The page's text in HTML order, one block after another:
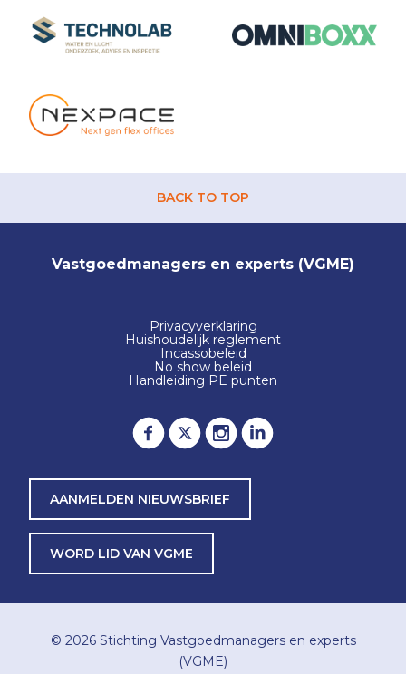
BACK TO TOP
Vastgoedmanagers en experts (VGME)
Privacyverklaring
Huishoudelijk reglement
Incassobeleid
No show beleid
Handleiding PE punten
AANMELDEN NIEUWSBRIEF
WORD LID VAN VGME
© 2026 Stichting Vastgoedmanagers en experts
(VGME)